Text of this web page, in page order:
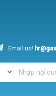
Email us!